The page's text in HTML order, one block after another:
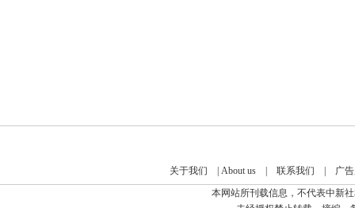
关于我们 About us| 联系我们
广
本网站所刊载信息，不代表中新